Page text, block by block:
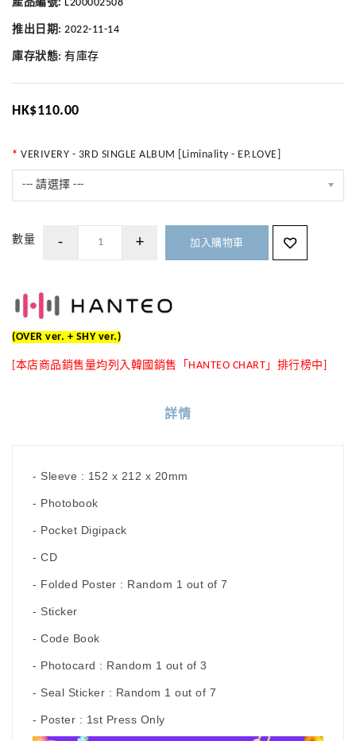
產品編號: L200002508
推出日期: 2022-11-14
庫存狀態: 有庫存
HK$110.00
VERIVERY - 3RD SINGLE ALBUM [Liminality - EP.LOVE]
--- 請選擇 ---
數量 加入購物車
(OVER ver. + SHY ver.)
[本店商品銷售量均列入韓國銷售「HANTEO CHART」排行榜中]
詳情
- Sleeve : 152 x 212 x 20mm
- Photobook
- Pocket Digipack
- CD
- Folded Poster : Random 1 out of 7
- Sticker
- Code Book
- Photocard : Random 1 out of 3
- Seal Sticker : Random 1 out of 7
- Poster : 1st Press Only